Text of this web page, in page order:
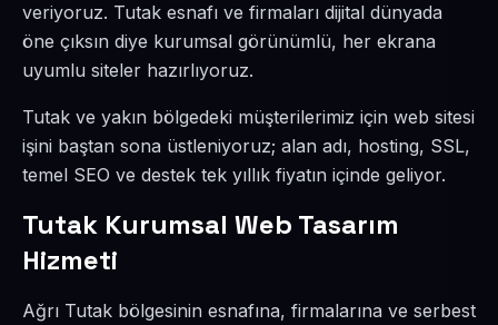
veriyoruz. Tutak esnafı ve firmaları dijital dünyada
öne çıksın diye kurumsal görünümlü, her ekrana
uyumlu siteler hazırlıyoruz.
Tutak ve yakın bölgedeki müşterilerimiz için web sitesi
işini baştan sona üstleniyoruz; alan adı, hosting, SSL,
temel SEO ve destek tek yıllık fiyatın içinde geliyor.
Tutak Kurumsal Web Tasarım
Hizmeti
Ağrı Tutak bölgesinin esnafına, firmalarına ve serbest